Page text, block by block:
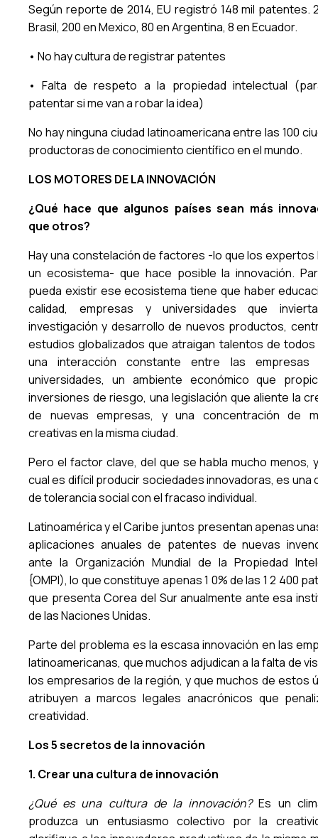
Según reporte de 2014, EU registró 148 mil patentes.
Brasil, 200 en Mexico, 80 en Argentina, 8 en Ecuador.
• No hay cultura de registrar patentes
• Falta de respeto a la propiedad intelectual
patentar si me van a robar la idea)
No hay ninguna ciudad latinoamericana entre las 100
productoras de conocimiento científico en el mundo.
LOS MOTORES DE LA INNOVACIÓN
¿Qué hace que algunos países sean más
que otros?
Hay una constelación de factores -lo que los expertos
un ecosistema- que hace posible la innovación.
pueda existir ese ecosistema tiene que haber
calidad, empresas y universidades que
investigación y desarrollo de nuevos productos,
estudios globalizados que atraigan talentos de todos
una interacción constante entre las
universidades, un ambiente económico que
inversiones de riesgo, una legislación que aliente la
de nuevas empresas, y una concentración de
creativas en la misma ciudad.
Pero el factor clave, del que se habla mucho menos,
cual es difícil producir sociedades innovadoras, es una
de tolerancia social con el fracaso individual.
Latinoamérica y el Caribe juntos presentan apenas
aplicaciones anuales de patentes de nuevas
ante la Organización Mundial de la Propiedad
{OMPI), lo que constituye apenas 1 0% de las 1 2 400
que presenta Corea del Sur anualmente ante esa
de las Naciones Unidas.
Parte del problema es la escasa innovación en las
latinoamericanas, que muchos adjudican a la falta de
los empresarios de la región, y que muchos de estos
atribuyen a marcos legales anacrónicos que
creatividad.
Los 5 secretos de la innovación
1. Crear una cultura de innovación
¿Qué es una cultura de la innovación?Es un
produzca un entusiasmo colectivo por la